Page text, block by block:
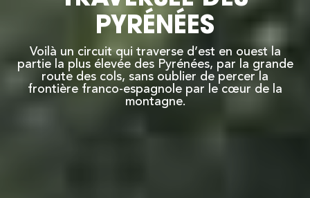
PYRÉNÉES
Voilà un circuit qui traverse d’est en ouest la
partie la plus élevée des Pyrénées, par la grande
route des cols, sans oublier de percer la
frontière franco-espagnole par le cœur de la
montagne.